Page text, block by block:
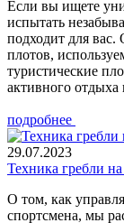
Если вы ищете
испытать
подходит для
плотов,
туристические
активного
подробнее
29.07.2023
Техника гребли
О том, как
спортсмена, мы